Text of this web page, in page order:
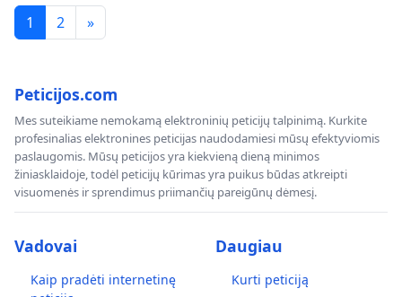
1 2 »
Peticijos.com
Mes suteikiame nemokamą elektroninių peticijų talpinimą. Kurkite
profesinalias elektronines peticijas naudodamiesi mūsų efektyviomis
paslaugomis. Mūsų peticijos yra kiekvieną dieną minimos
žiniasklaidoje, todėl peticijų kūrimas yra puikus būdas atkreipti
visuomenės ir sprendimus priimančių pareigūnų dėmesį.
Vadovai
Kaip pradėti internetinę
Daugiau
Kurti peticiją